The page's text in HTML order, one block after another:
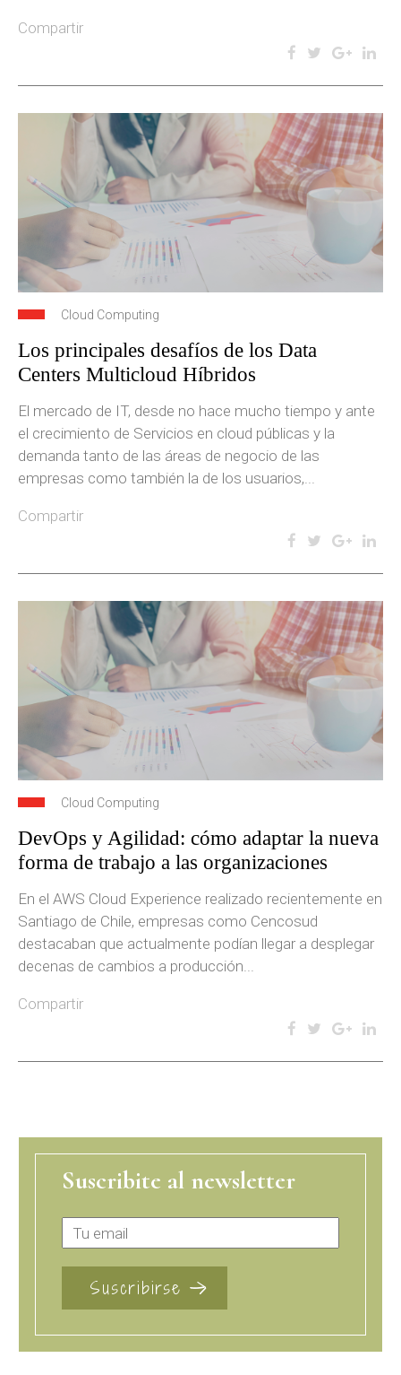
Compartir
Cloud Computing
Los principales desafíos de los Data
Centers Multicloud Híbridos
El mercado de IT, desde no hace mucho tiempo y ante
el crecimiento de Servicios en cloud públicas y la
demanda tanto de las áreas de negocio de las
empresas como también la de los usuarios,...
Compartir
Cloud Computing
DevOps y Agilidad: cómo adaptar la nueva
forma de trabajo a las organizaciones
En el AWS Cloud Experience realizado recientemente en
Santiago de Chile, empresas como Cencosud
destacaban que actualmente podían llegar a desplegar
decenas de cambios a producción...
Compartir
Suscribite al newsletter